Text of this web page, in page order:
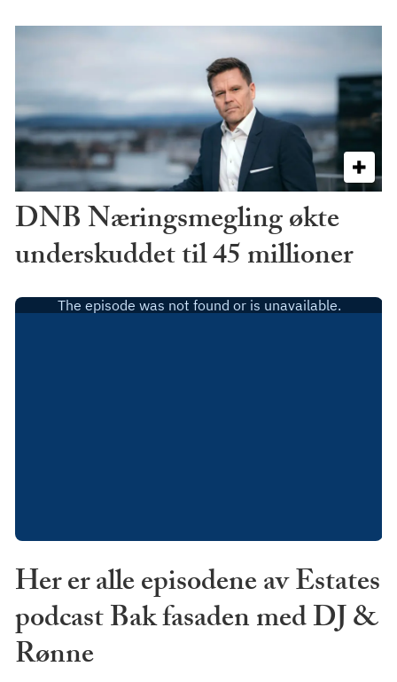
DNB Næringsmegling økte
underskuddet til 45 millioner
Her er alle episodene av Estates
podcast Bak fasaden med DJ &
Rønne